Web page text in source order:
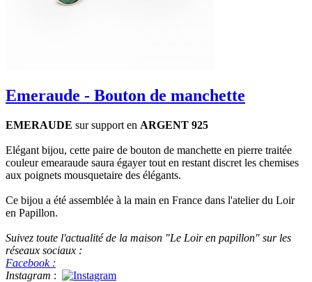
Emeraude - Bouton de manchette
EMERAUDE sur support en ARGENT 925
Elégant bijou, cette paire de bouton de manchette en pierre traitée
couleur emearaude saura égayer tout en restant discret les chemises
aux poignets mousquetaire des élégants.
Ce bijou a été assemblée à la main en France dans l'atelier du Loir
en Papillon.
Suivez toute l'actualité de la maison "Le Loir en papillon" sur les
réseaux sociaux :
Facebook :
Instagram :